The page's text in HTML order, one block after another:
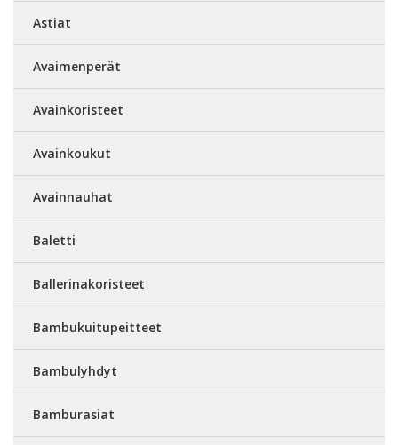
Astiat
Avaimenperät
Avainkoristeet
Avainkoukut
Avainnauhat
Baletti
Ballerinakoristeet
Bambukuitupeitteet
Bambulyhdyt
Bamburasiat